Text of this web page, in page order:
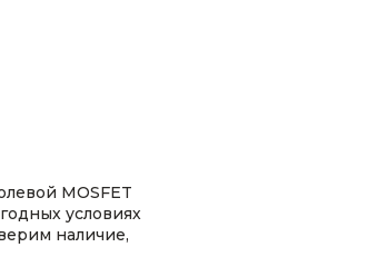
MOSFET
условиях
наличие,